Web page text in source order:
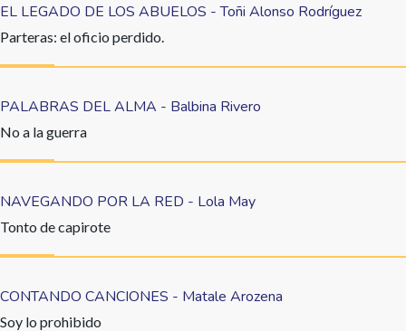
EL LEGADO DE LOS ABUELOS - Toñi Alonso Rodríguez
Parteras: el oficio perdido.
PALABRAS DEL ALMA - Balbina Rivero
No a la guerra
NAVEGANDO POR LA RED - Lola May
Tonto de capirote
CONTANDO CANCIONES - Matale Arozena
Soy lo prohibido